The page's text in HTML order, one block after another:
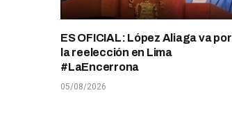
ES OFICIAL: López Aliaga va por
la reelección en Lima
#LaEncerrona
05/08/2026